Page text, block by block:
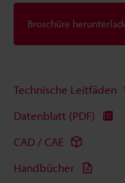
Broschüre
Technische Leitfäden
Datenblatt (PDF)
CAD / CAE
Handbücher